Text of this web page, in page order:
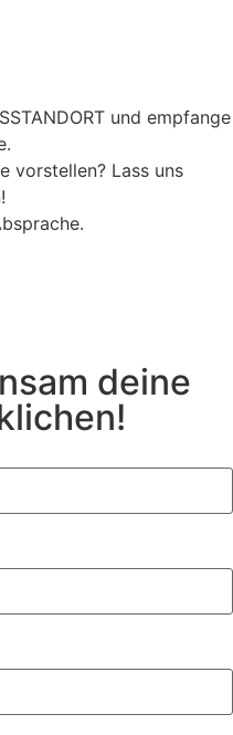
und empfange
vorstellen? Lass uns
deine